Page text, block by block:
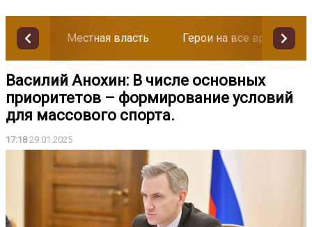
Местная власть Герои на все времена
Василий Анохин: В числе основных
приоритетов – формирование условий
для массового спорта.
17:1829.01.2025